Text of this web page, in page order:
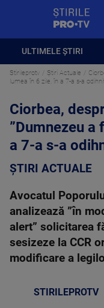
ULTIMELE ȘTIRI
Stirileprotv Știri Actuale
lumea în 6 zile, în a 7-a s-a
Ciorbea,
”Dumnezeu
a 7-a s-a
ȘTIRI ACTUALE
Avocatul
analizează ”în
alert” solicitarea
sesizeze la CCR
modificare a
STIRILEPROTV